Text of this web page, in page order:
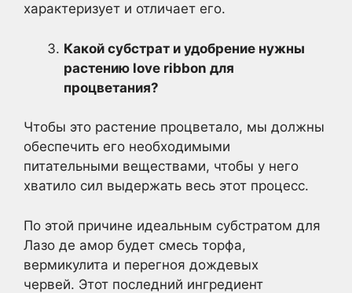
характеризует и отличает его.
Какой субстрат и удобрение нужны
растению love ribbon для
процветания?
Чтобы это растение процветало, мы должны
обеспечить его необходимыми
питательными веществами, чтобы у него
хватило сил выдержать весь этот процесс.
По этой причине идеальным субстратом для
Лазо де амор будет смесь торфа,
вермикулита и перегноя дождевых
червей. Этот последний ингредиент